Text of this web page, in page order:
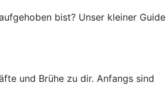
bist? Unser kleiner Guide
und Brühe zu dir. Anfangs sind